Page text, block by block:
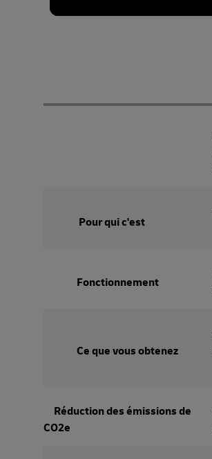
Pour qui c'est
Fonctionnement
Ce que vous obtenez
Réduction des émissions de
CO2e